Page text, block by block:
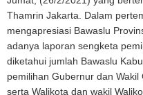
Thamrin Jakarta. Dalam
mengapresiasi Bawaslu
adanya laporan sengketa
diketahui jumlah Bawaslu
pemilihan Gubernur dan
serta Walikota dan wakil